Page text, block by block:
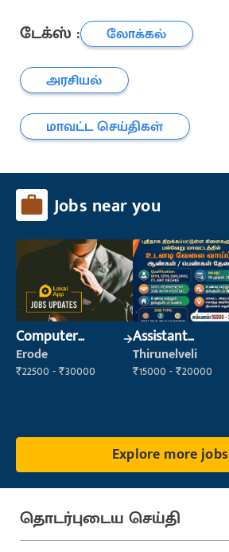
டேக்ஸ் :
லோக்கல்
அரசியல்
மாவட்ட செய்திகள்
Jobs near you
Computer
Operator
Erode
₹22500 - ₹30000
Assistant
Manager
Thirunelveli
₹15000 - ₹20000
Explore more jobs
தொடர்புடைய செய்தி